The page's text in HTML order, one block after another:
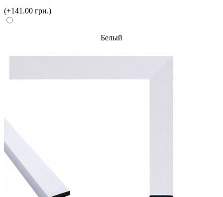
(+141.00 грн.)
Белый